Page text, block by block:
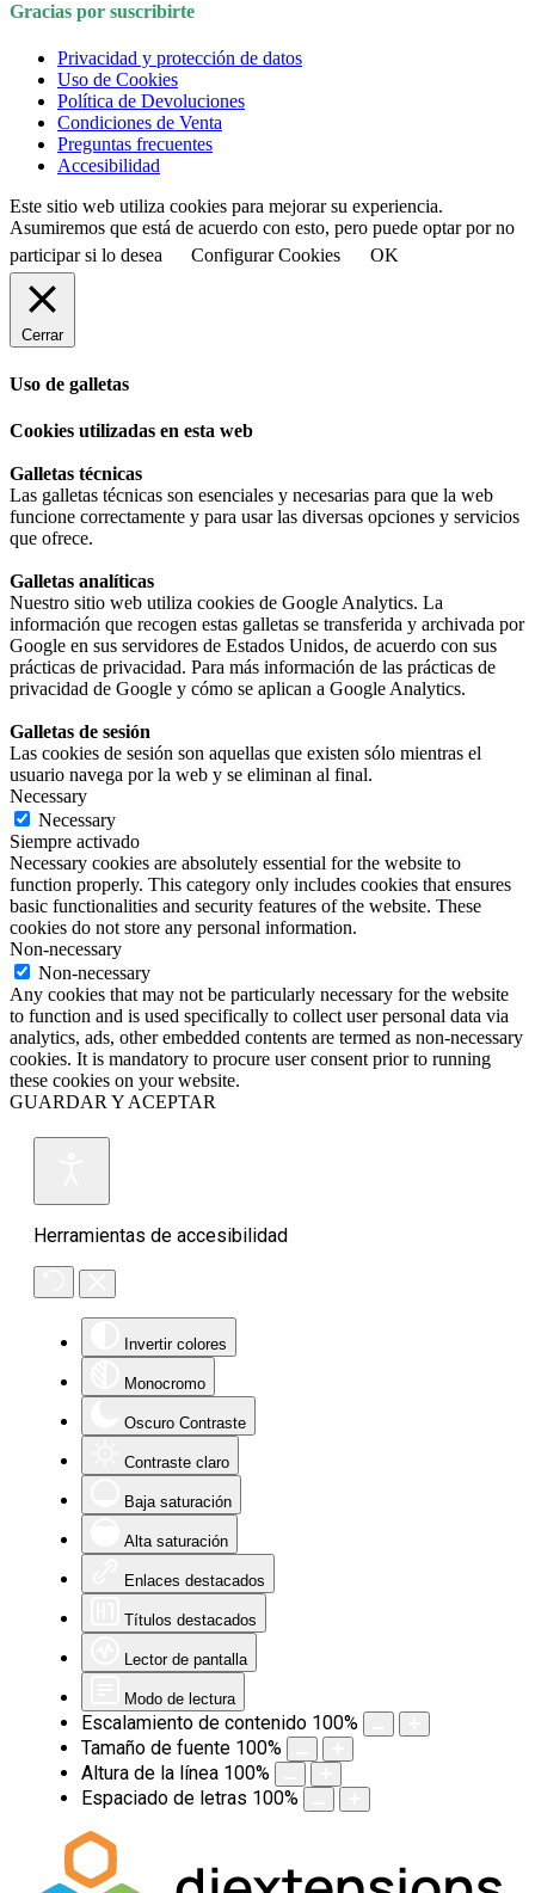
Gracias por suscribirte
Privacidad y protección de datos
Uso de Cookies
Política de Devoluciones
Condiciones de Venta
Preguntas frecuentes
Accesibilidad
Este sitio web utiliza cookies para mejorar su experiencia.
Asumiremos que está de acuerdo con esto, pero puede optar por no
participar si lo desea
Configurar Cookies OK
Cerrar
Uso de galletas
Cookies utilizadas en esta web
Galletas técnicas
Las galletas técnicas son esenciales y necesarias para que la web
funcione correctamente y para usar las diversas opciones y servicios
que ofrece.
Galletas analíticas
Nuestro sitio web utiliza cookies de Google Analytics. La
información que recogen estas galletas se transferida y archivada por
Google en sus servidores de Estados Unidos, de acuerdo con sus
prácticas de privacidad. Para más información de las prácticas de
privacidad de Google y cómo se aplican a Google Analytics.
Galletas de sesión
Las cookies de sesión son aquellas que existen sólo mientras el
usuario navega por la web y se eliminan al final.
Necessary
Necessary
Siempre activado
Necessary cookies are absolutely essential for the website to
function properly. This category only includes cookies that ensures
basic functionalities and security features of the website. These
cookies do not store any personal information.
Non-necessary
Non-necessary
Any cookies that may not be particularly necessary for the website
to function and is used specifically to collect user personal data via
analytics, ads, other embedded contents are termed as non-necessary
cookies. It is mandatory to procure user consent prior to running
these cookies on your website.
GUARDAR Y ACEPTAR
Herramientas de accesibilidad
Invertir colores
Monocromo
Oscuro Contraste
Contraste claro
Baja saturación
Alta saturación
Enlaces destacados
Títulos destacados
Lector de pantalla
Modo de lectura
Escalamiento de contenido 100%
Tamaño de fuente 100%
Altura de la línea 100%
Espaciado de letras 100%